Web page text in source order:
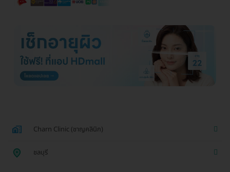
Charn Clinic (ชาญคลินิก)
ชลบุรี